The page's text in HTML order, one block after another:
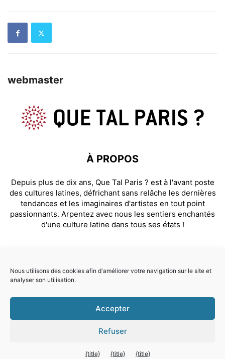
webmaster
À PROPOS
Depuis plus de dix ans, Que Tal Paris ? est à l'avant poste
des cultures latines, défrichant sans relâche les dernières
tendances et les imaginaires d'artistes en tout point
passionnants. Arpentez avec nous les sentiers enchantés
d'une culture latine dans tous ses états !
Facebook
© Que Tal Paris ? 2026
Nous utilisons des cookies afin d'améliorer votre navigation sur le site et
analyser son utilisation.
Accepter
Refuser
{title} {title} {title}
Quitter la version mobile